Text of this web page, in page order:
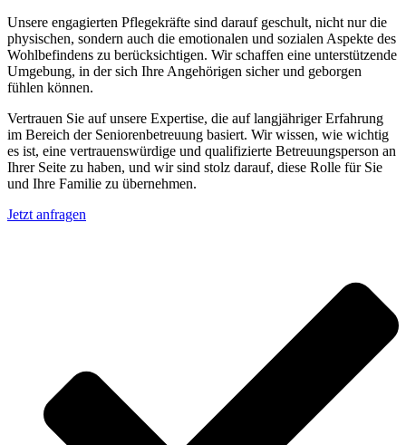
Unsere engagierten Pflegekräfte sind darauf geschult, nicht nur die
physischen, sondern auch die emotionalen und sozialen Aspekte des
Wohlbefindens zu berücksichtigen. Wir schaffen eine unterstützende
Umgebung, in der sich Ihre Angehörigen sicher und geborgen
fühlen können.
Vertrauen Sie auf unsere Expertise, die auf langjähriger Erfahrung
im Bereich der Seniorenbetreuung basiert. Wir wissen, wie wichtig
es ist, eine vertrauenswürdige und qualifizierte Betreuungsperson an
Ihrer Seite zu haben, und wir sind stolz darauf, diese Rolle für Sie
und Ihre Familie zu übernehmen.
Jetzt anfragen